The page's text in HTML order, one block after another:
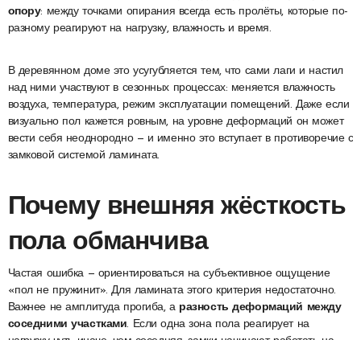
опору: между точками опирания всегда есть пролёты, которые по-
разному реагируют на нагрузку, влажность и время.
В деревянном доме это усугубляется тем, что сами лаги и настил
над ними участвуют в сезонных процессах: меняется влажность
воздуха, температура, режим эксплуатации помещений. Даже если
визуально пол кажется ровным, на уровне деформаций он может
вести себя неоднородно — и именно это вступает в противоречие с
замковой системой ламината.
Почему внешняя жёсткость
пола обманчива
Частая ошибка — ориентироваться на субъективное ощущение
«пол не пружинит». Для ламината этого критерия недостаточно.
Важнее не амплитуда прогиба, а разность деформаций между
соседними участками. Если одна зона пола реагирует на